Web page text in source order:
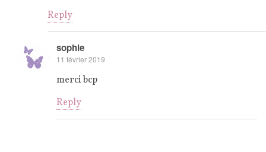
Reply
sophie
11 février 2019
merci bcp
Reply